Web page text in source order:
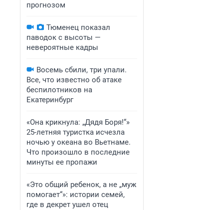
прогнозом
Тюменец показал
паводок с высоты —
невероятные кадры
Восемь сбили, три упали.
Все, что известно об атаке
беспилотников на
Екатеринбург
«Она крикнула: „Дядя Боря!“»
25-летняя туристка исчезла
ночью у океана во Вьетнаме.
Что произошло в последние
минуты ее пропажи
«Это общий ребенок, а не „муж
помогает“»: истории семей,
где в декрет ушел отец